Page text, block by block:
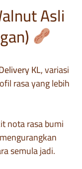
Asli
KL, variasi
rasa yang lebih
nota rasa bumi
semula jadi.